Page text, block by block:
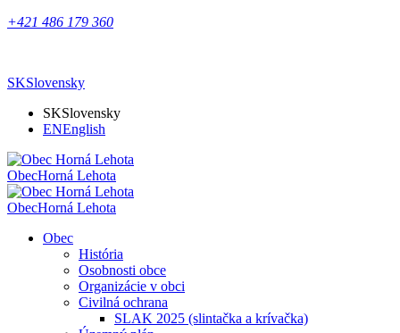
+421 486 179 360
SKSlovensky
SKSlovensky
ENEnglish
ObecHorná Lehota
ObecHorná Lehota
Obec
História
Osobnosti obce
Organizácie v obci
Civilná ochrana
SLAK 2025 (slintačka a krívačka)